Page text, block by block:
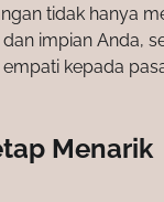
tidak hanya
impian Anda,
kepada
Menarik